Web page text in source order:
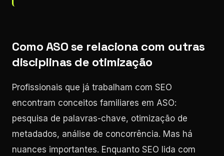
Como ASO se relaciona com outras
disciplinas de otimização
Profissionais que já trabalham com SEO
encontram conceitos familiares em ASO:
pesquisa de palavras-chave, otimização de
metadados, análise de concorrência. Mas há
nuances importantes. Enquanto SEO lida com